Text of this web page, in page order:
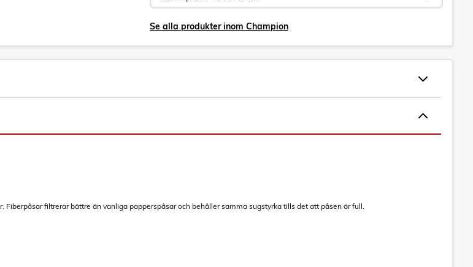
Se alla produkter inom Champion
Fiberpåsar filtrerar bättre än vanliga papperspåsar och behåller samma sugstyrka tills det att påsen är full.